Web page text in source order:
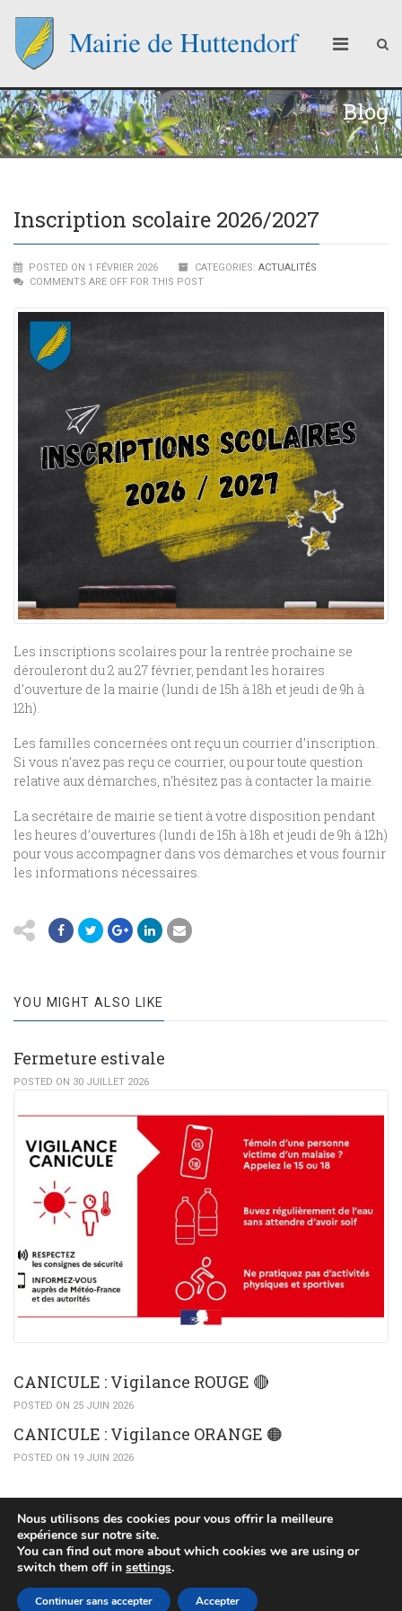
Blog
Inscription scolaire 2026/2027
POSTED ON 1 FÉVRIER 2026 CATEGORIES: ACTUALITÉS
COMMENTS ARE OFF FOR THIS POST
Les inscriptions scolaires pour la rentrée prochaine se
dérouleront du 2 au 27 février, pendant les horaires
d’ouverture de la mairie (lundi de 15h à 18h et jeudi de 9h à
12h).
Les familles concernées ont reçu un courrier d’inscription.
Si vous n’avez pas reçu ce courrier, ou pour toute question
relative aux démarches, n’hésitez pas à contacter la mairie.
La secrétaire de mairie se tient à votre disposition pendant
les heures d’ouvertures (lundi de 15h à 18h et jeudi de 9h à 12h)
pour vous accompagner dans vos démarches et vous fournir
les informations nécessaires.
YOU MIGHT ALSO LIKE
Fermeture estivale
POSTED ON 30 JUILLET 2026
CANICULE : Vigilance ROUGE 🔴
POSTED ON 25 JUIN 2026
CANICULE : Vigilance ORANGE 🟠​
POSTED ON 19 JUIN 2026
(c) 2015 Mairie de Huttendorf
POLITIQUE DE CONFIDENTIALITÉ
PLAN DU SITE
MENTIONS LÉGALES
RÉALISÉ PAR WEB67
Nous utilisons des cookies pour vous offrir la meilleure
expérience sur notre site.
You can find out more about which cookies we are using or
switch them off in settings.
Accepter
Continuer sans accepter